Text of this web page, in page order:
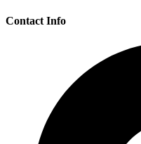
Contact Info